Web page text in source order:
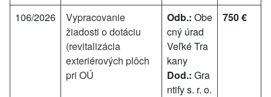
106/2026
Vypracovanie
žiadosti o dotáciu
(revitalizácia
exteriérových plôch
pri OÚ
Odb.: Obe
cný úrad
Veľké Tra
kany
Dod.: Gra
ntify s. r. o.
750 €